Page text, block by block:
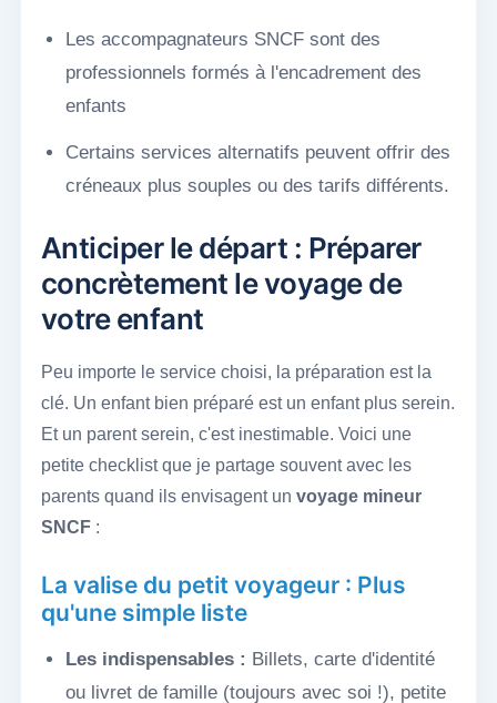
Les accompagnateurs SNCF sont des
professionnels formés à l'encadrement des
enfants
Certains services alternatifs peuvent offrir des
créneaux plus souples ou des tarifs différents.
Anticiper le départ : Préparer
concrètement le voyage de
votre enfant
Peu importe le service choisi, la préparation est la
clé. Un enfant bien préparé est un enfant plus serein.
Et un parent serein, c'est inestimable. Voici une
petite checklist que je partage souvent avec les
parents quand ils envisagent un voyage mineur
SNCF:
La valise du petit voyageur : Plus
qu'une simple liste
Les indispensables : Billets, carte d'identité
ou livret de famille (toujours avec soi !), petite